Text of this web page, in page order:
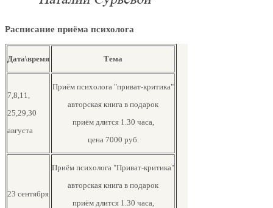
Расписание приёма психолога
Дата\время Тема
7,8,11,
25,29,30
августа
Приём психолога "приват-критика"
авторская книга в подарок
приём длится 1.30 часа,
цена 7000 руб.
23 сентября
Приём психолога "Приват-критика"
авторская книга в подарок
приём длится 1.30 часа,